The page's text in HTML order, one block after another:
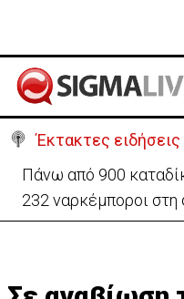
Έκτακτες ειδήσεις
Θέλει να
Προύντζος -